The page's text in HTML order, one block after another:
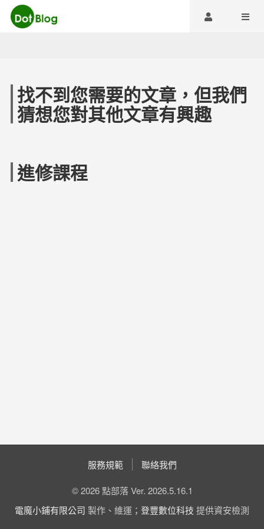
找不到您需要的文章，但我們
猜想您對其他文章有興趣
進修課程
服務規範 聯絡我們
© 2026 點部落 Ver. 2026.5.16.1
電魔小鋪有限公司 製作、維運； 登豐數位科技 提供資安檢測